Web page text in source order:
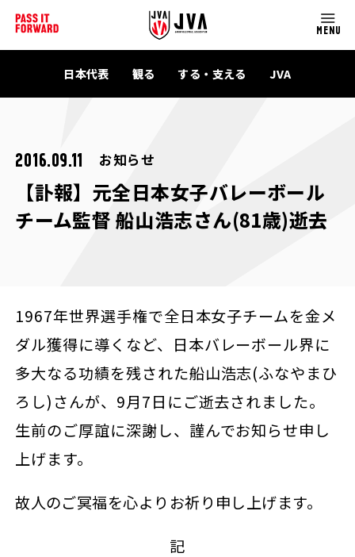
MENU
日本代表 観る する・支える JVA
2016.09.11 お知らせ
【訃報】元全日本女子バレーボール
チーム監督 船山浩志さん(81歳)逝去
1967年世界選手権で全日本女子チームを金メ
ダル獲得に導くなど、日本バレーボール界に
多大なる功績を残された船山浩志(ふなやまひ
ろし)さんが、9月7日にご逝去されました。
生前のご厚誼に深謝し、謹んでお知らせ申し
上げます。
故人のご冥福を心よりお祈り申し上げます。
記